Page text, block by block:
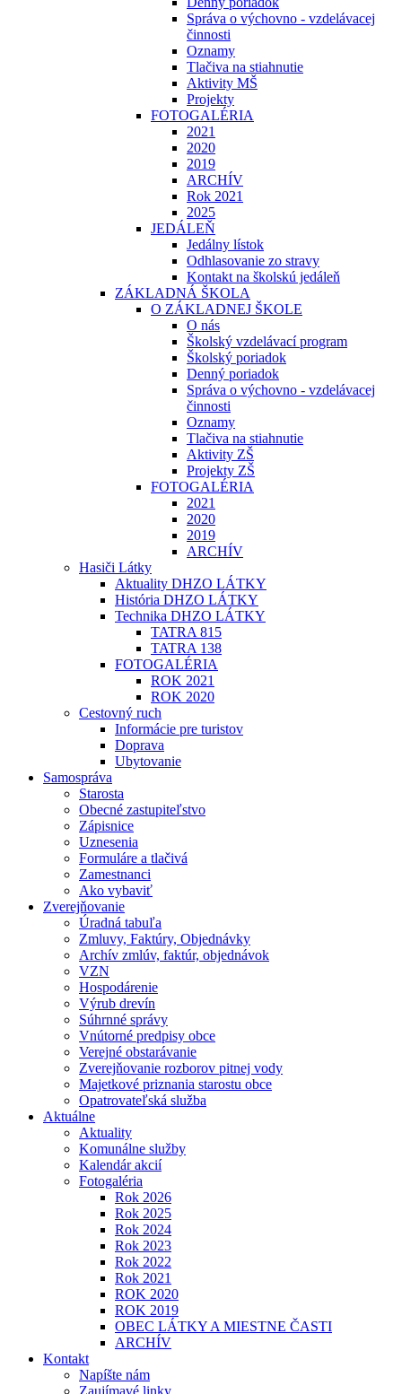
Správa o výchovno - vzdelávacej
činnosti
Oznamy
Tlačiva na stiahnutie
Aktivity MŠ
Projekty
FOTOGALÉRIA
2021
2020
2019
ARCHÍV
Rok 2021
2025
JEDÁLEŇ
Jedálny lístok
Odhlasovanie zo stravy
Kontakt na školskú jedáleň
ZÁKLADNÁ ŠKOLA
O ZÁKLADNEJ ŠKOLE
O nás
Školský vzdelávací program
Školský poriadok
Denný poriadok
Správa o výchovno - vzdelávacej
činnosti
Oznamy
Tlačiva na stiahnutie
Aktivity ZŠ
Projekty ZŠ
FOTOGALÉRIA
2021
2020
2019
ARCHÍV
Hasiči Látky
Aktuality DHZO LÁTKY
História DHZO LÁTKY
Technika DHZO LÁTKY
TATRA 815
TATRA 138
FOTOGALÉRIA
ROK 2021
ROK 2020
Cestovný ruch
Informácie pre turistov
Doprava
Ubytovanie
Samospráva
Starosta
Obecné zastupiteľstvo
Zápisnice
Uznesenia
Formuláre a tlačivá
Zamestnanci
Ako vybaviť
Zverejňovanie
Úradná tabuľa
Zmluvy, Faktúry, Objednávky
Archív zmlúv, faktúr, objednávok
VZN
Hospodárenie
Výrub drevín
Súhrnné správy
Vnútorné predpisy obce
Verejné obstarávanie
Zverejňovanie rozborov pitnej vody
Majetkové priznania starostu obce
Opatrovateľská služba
Aktuálne
Aktuality
Komunálne služby
Kalendár akcií
Fotogaléria
Rok 2026
Rok 2025
Rok 2024
Rok 2023
Rok 2022
Rok 2021
ROK 2020
ROK 2019
OBEC LÁTKY A MIESTNE ČASTI
ARCHÍV
Kontakt
Napíšte nám
Zaujímavé linky